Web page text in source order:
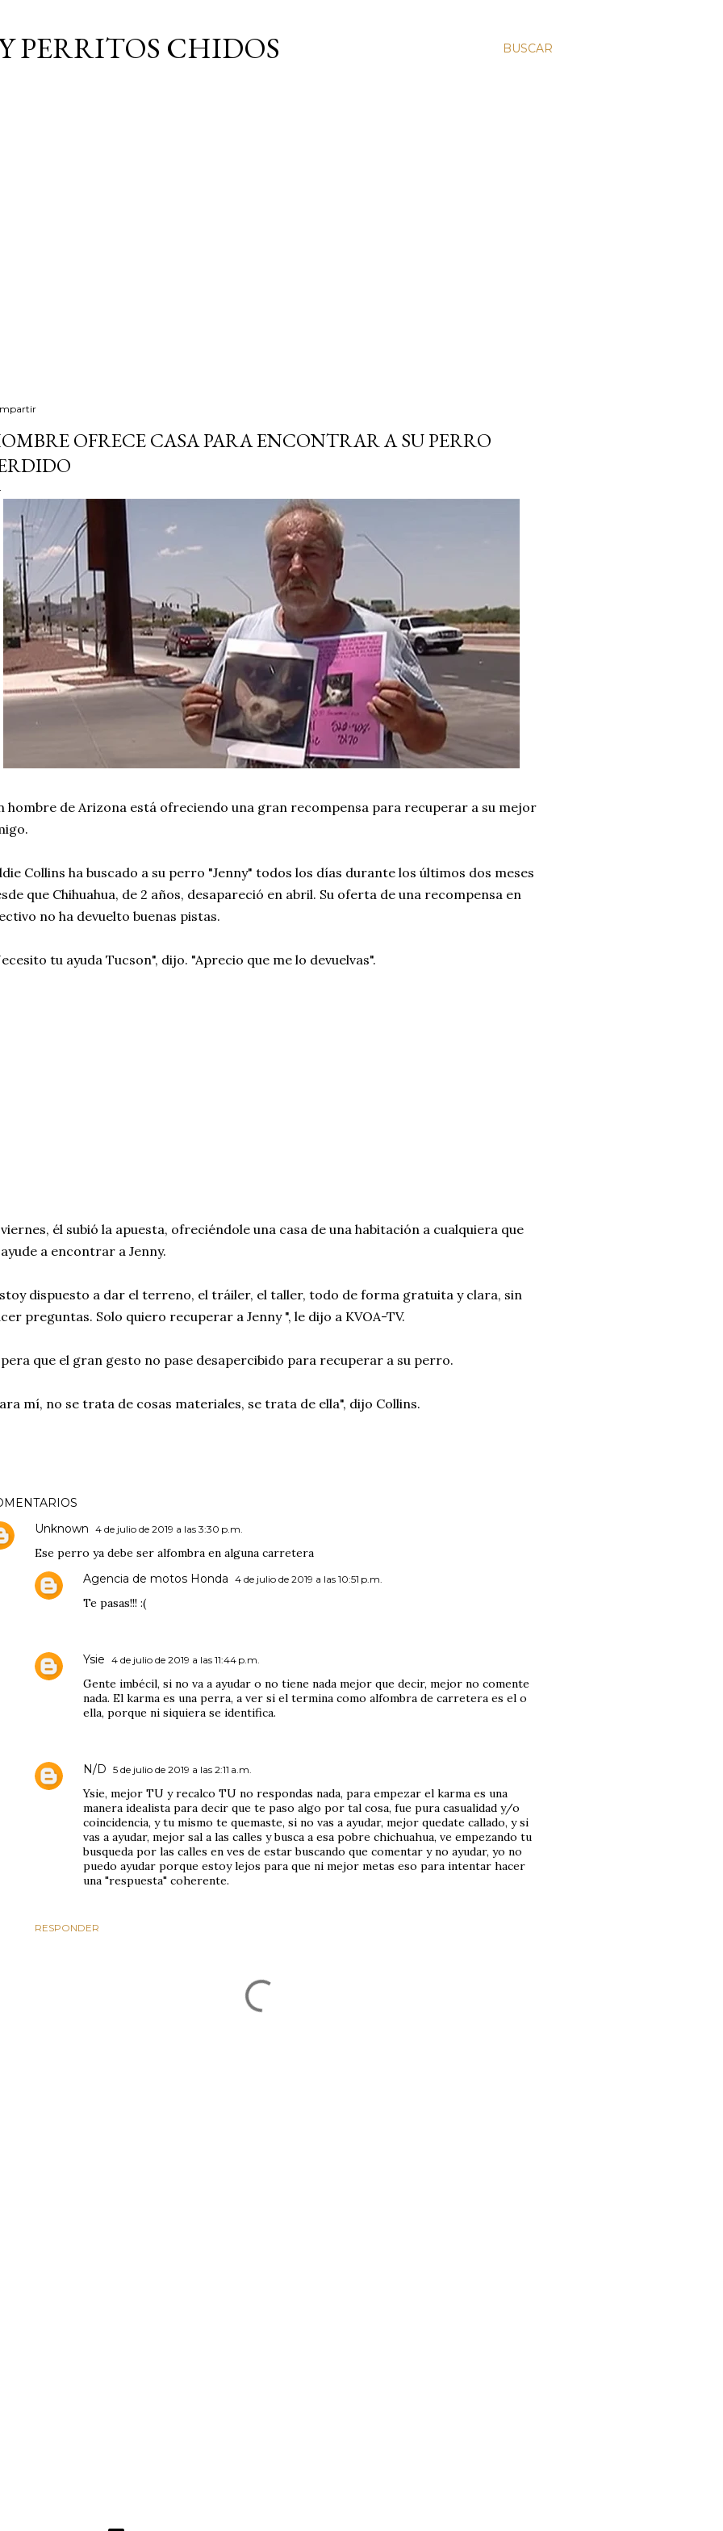
BUSCAR
PERRITOS CHIDOS
OFRECE CASA PARA ENCONTRAR A SU PERRO
hombre de Arizona está ofreciendo una gran recompensa para recuperar a su mejor
Collins ha buscado a su perro "Jenny" todos los días durante los últimos dos meses
que Chihuahua, de 2 años, desapareció en abril. Su oferta de una recompensa en
no ha devuelto buenas pistas.
tu ayuda Tucson", dijo. "Aprecio que me lo devuelvas".
él subió la apuesta, ofreciéndole una casa de una habitación a cualquiera que
a encontrar a Jenny.
dispuesto a dar el terreno, el tráiler, el taller, todo de forma gratuita y clara, sin
preguntas. Solo quiero recuperar a Jenny ", le dijo a KVOA-TV.
que el gran gesto no pase desapercibido para recuperar a su perro.
mí, no se trata de cosas materiales, se trata de ella", dijo Collins.
Unknown 4 de julio de 2019 a las 3:30 p.m.
Ese perro ya debe ser alfombra en alguna carretera
RESPONDER
Agencia de motos Honda 4 de julio de 2019 a las 10:51 p.m.
Te pasas!!! :(
Ysie 4 de julio de 2019 a las 11:44 p.m.
Gente imbécil, si no va a ayudar o no tiene nada mejor que decir, mejor no comente
nada. El karma es una perra, a ver si el termina como alfombra de carretera es el o
ella, porque ni siquiera se identifica.
N/D 5 de julio de 2019 a las 2:11 a.m.
Ysie, mejor TU y recalco TU no respondas nada, para empezar el karma es una
manera idealista para decir que te paso algo por tal cosa, fue pura casualidad y/o
coincidencia, y tu mismo te quemaste, si no vas a ayudar, mejor quedate callado, y si
vas a ayudar, mejor sal a las calles y busca a esa pobre chichuahua, ve empezando tu
busqueda por las calles en ves de estar buscando que comentar y no ayudar, yo no
puedo ayudar porque estoy lejos para que ni mejor metas eso para intentar hacer
una "respuesta" coherente.